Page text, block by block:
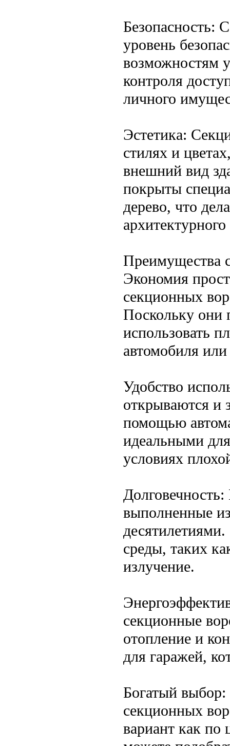
Безопасность:
уровень
возможностям
контроля
личного
Эстетика:
стилях и
внешний вид
покрыты
дерево, что
Преимущества
Экономия
секционных
Поскольку они
использовать
автомобиля
Удобство
открываются и
помощью
идеальными
условиях
выполненные
среды, таких
излучение.
секционные
отопление и
для гаражей,
Богатый выбор:
секционных
вариант как